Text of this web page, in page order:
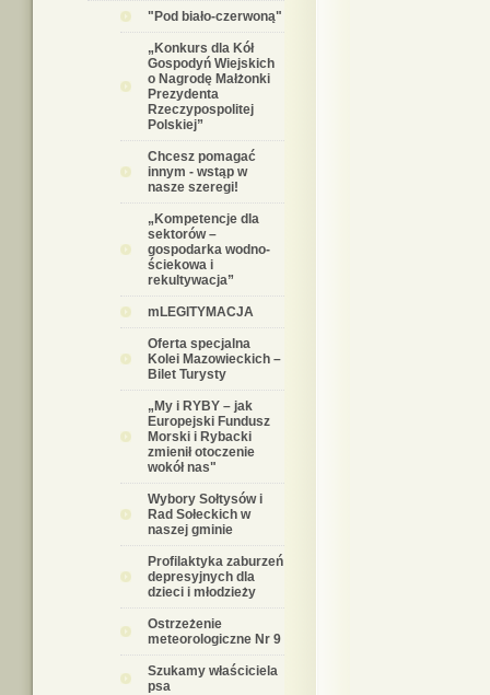
"Pod biało-czerwoną"
„Konkurs dla Kół
Gospodyń Wiejskich
o Nagrodę Małżonki
Prezydenta
Rzeczypospolitej
Polskiej”
Chcesz pomagać
innym - wstąp w
nasze szeregi!
„Kompetencje dla
sektorów –
gospodarka wodno-
ściekowa i
rekultywacja”
mLEGITYMACJA
Oferta specjalna
Kolei Mazowieckich –
Bilet Turysty
„My i RYBY – jak
Europejski Fundusz
Morski i Rybacki
zmienił otoczenie
wokół nas"
Wybory Sołtysów i
Rad Sołeckich w
naszej gminie
Profilaktyka zaburzeń
depresyjnych dla
dzieci i młodzieży
Ostrzeżenie
meteorologiczne Nr 9
Szukamy właściciela
psa